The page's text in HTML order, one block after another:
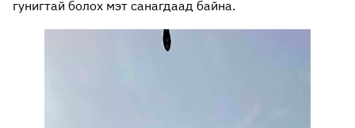
гунигтай болох мэт санагдаад байна.